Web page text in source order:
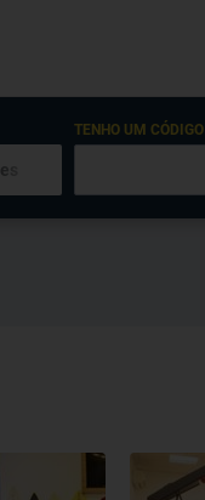
TENHO UM CÓDIGO